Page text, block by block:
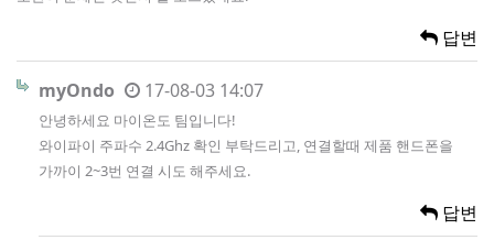
답변
myOndo 17-08-03 14:07
안녕하세요 마이온도 팀입니다!
와이파이 주파수 2.4Ghz 확인 부탁드리고, 연결할때 제품 핸드폰을
가까이 2~3번 연결 시도 해주세요.
답변